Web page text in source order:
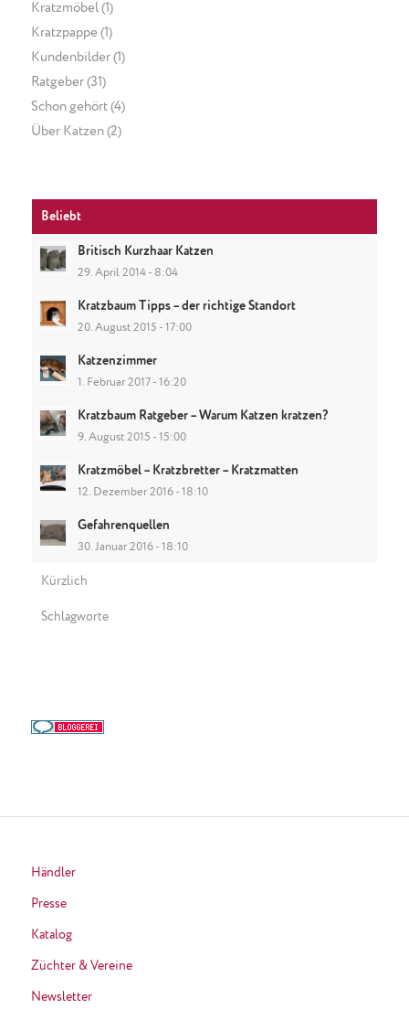
Kratzmöbel(1)
Kratzpappe (1)
Kundenbilder(1)
Ratgeber(31)
Schon gehört(4)
Über Katzen(2)
Beliebt
Britisch Kurzhaar Katzen
29. April 2014 - 8:04
Kratzbaum Tipps – der richtige Standort
20. August 2015 - 17:00
Katzenzimmer
1. Februar 2017 - 16:20
Kratzbaum Ratgeber – Warum Katzen kratzen?
9. August 2015 - 15:00
Kratzmöbel – Kratzbretter – Kratzmatten
12. Dezember 2016 - 18:10
Gefahrenquellen
30. Januar 2016 - 18:10
Kürzlich
Schlagworte
Händler
Presse
Katalog
Züchter & Vereine
Newsletter